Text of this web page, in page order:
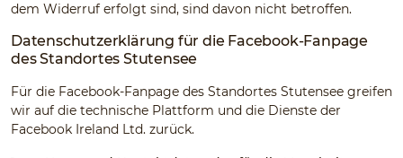
dem Widerruf erfolgt sind, sind davon nicht betroffen.
Datenschutzerklärung für die Facebook-Fanpage
des Standortes Stutensee
Für die Facebook-Fanpage des Standortes Stutensee greifen
wir auf die technische Plattform und die Dienste der
Facebook Ireland Ltd. zurück.